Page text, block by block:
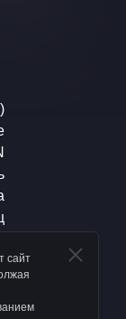
сайт